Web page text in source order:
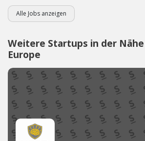
Alle Jobs anzeigen
Weitere Startups in der Nähe
Europe